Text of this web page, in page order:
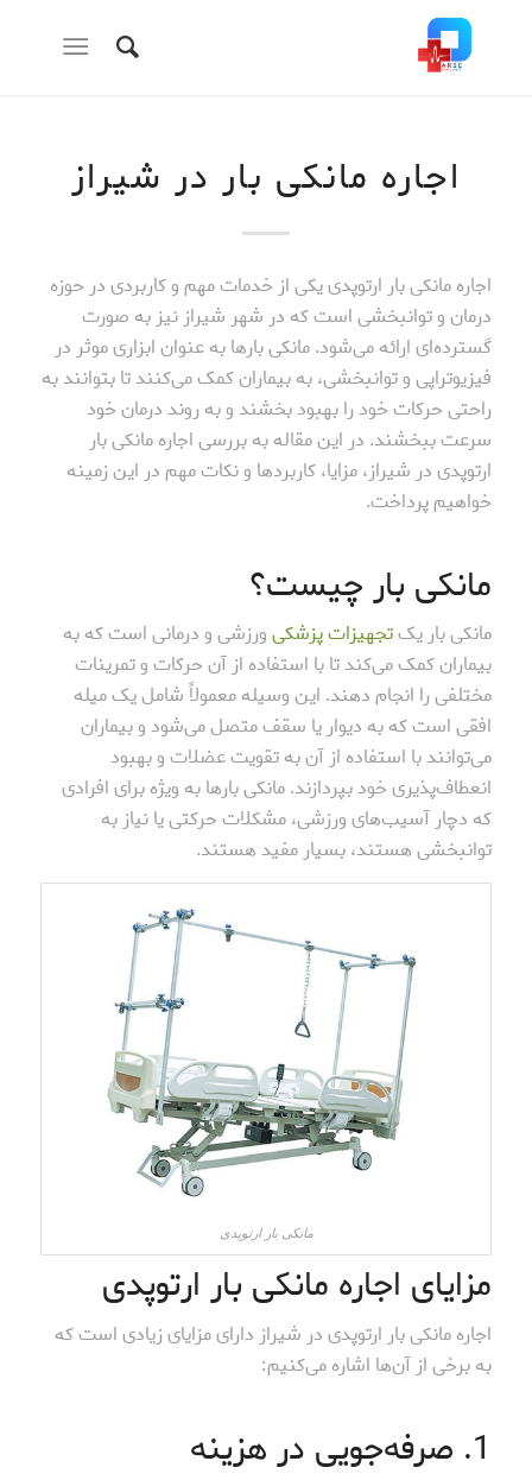
اجاره مانکی بار در شیراز
اجاره مانکی بار ارتوپدی یکی از خدمات مهم و کاربردی در حوزه
درمان و توانبخشی است که در شهر شیراز نیز به صورت
گسترده‌ای ارائه می‌شود. مانکی بارها به عنوان ابزاری موثر در
فیزیوتراپی و توانبخشی، به بیماران کمک می‌کنند تا بتوانند به
راحتی حرکات خود را بهبود بخشند و به روند درمان خود
سرعت ببخشند. در این مقاله به بررسی اجاره مانکی بار
ارتوپدی در شیراز، مزایا، کاربردها و نکات مهم در این زمینه
خواهیم پرداخت.
مانکی بار چیست؟
مانکی بار یکتجهیزات پزشکیورزشی و درمانی است که به
بیماران کمک می‌کند تا با استفاده از آن حرکات و تمرینات
مختلفی را انجام دهند. این وسیله معمولاً شامل یک میله
افقی است که به دیوار یا سقف متصل می‌شود و بیماران
می‌توانند با استفاده از آن به تقویت عضلات و بهبود
انعطاف‌پذیری خود بپردازند. مانکی بارها به ویژه برای افرادی
که دچار آسیب‌های ورزشی، مشکلات حرکتی یا نیاز به
توانبخشی هستند، بسیار مفید هستند.
مانکی بار ارتوپدی
مزایای اجاره مانکی بار ارتوپدی
اجاره مانکی بار ارتوپدی در شیراز دارای مزایای زیادی است که
به برخی از آن‌ها اشاره می‌کنیم:
1. صرفه‌جویی در هزینه